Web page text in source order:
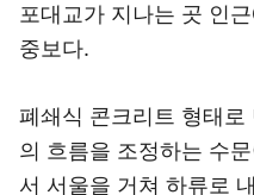
포대교가 지나는 곳 인
중보다.
폐쇄식 콘크리트 형태
의 흐름을 조정하는 수
서 서울을 거쳐 하류로